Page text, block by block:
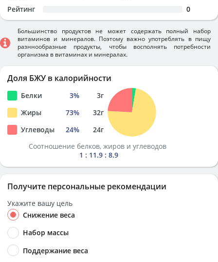
Рейтинг 0
Большинство продуктов не может содержать полный набор
витаминов и минералов. Поэтому важно употреблять в пищу
разннообразные продукты, чтобы восполнять потребности
организма в витаминах и минералах.
Доля БЖУ в калорийности
Белки 3% 3г
Жиры
73% 32г
Углеводы
24% 24г
Соотношение белков, жиров и углеводов
1 : 11.9 : 8.9
Получите персональные рекомендации
Укажите вашу цель
Снижение веса
Набор массы
Поддержание веса